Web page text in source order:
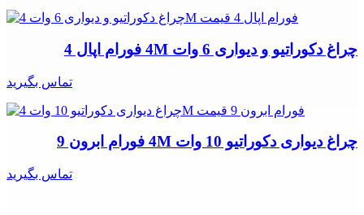
چراغ دکوراتیو و دیواری 6 وات 4M فورام اپال 4
تماس بگیرید
چراغ دیواری دکوراتیو 10 وات 4M فورام ابرون 9
تماس بگیرید